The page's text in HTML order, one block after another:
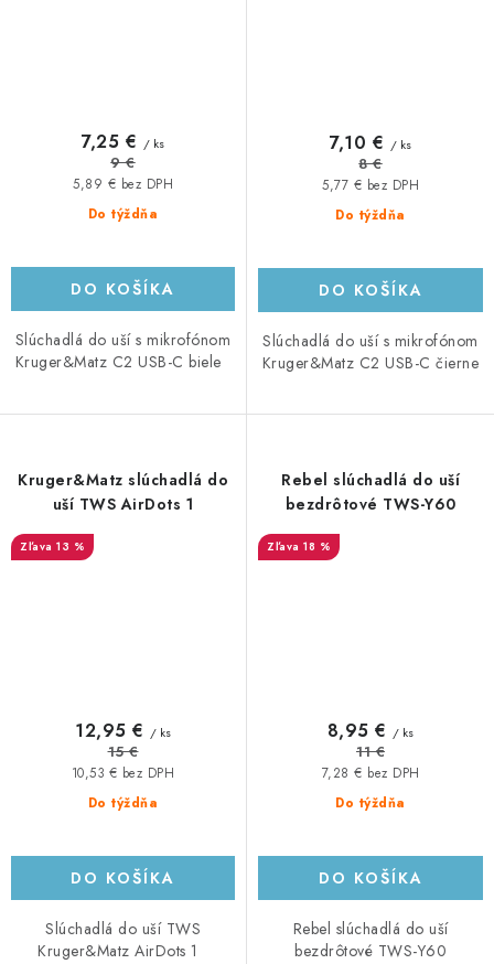
Do týždňa
5,89 € bez DPH
7,25 € / ks
9 €
DO KOŠÍKA
Slúchadlá do uší s mikrofónom
Kruger&Matz C2 USB-C biele
Do týždňa
5,77 € bez DPH
7,10 € / ks
8 €
DO KOŠÍKA
Slúchadlá do uší s mikrofónom
Kruger&Matz C2 USB-C čierne
Kruger&Matz slúchadlá do
uší TWS AirDots 1
13 %
Do týždňa
10,53 € bez DPH
12,95 € / ks
15 €
DO KOŠÍKA
Slúchadlá do uší TWS
Kruger&Matz AirDots 1
Rebel slúchadlá do uší
bezdrôtové TWS-Y60
18 %
Do týždňa
7,28 € bez DPH
8,95 € / ks
11 €
DO KOŠÍKA
Rebel slúchadlá do uší
bezdrôtové TWS-Y60